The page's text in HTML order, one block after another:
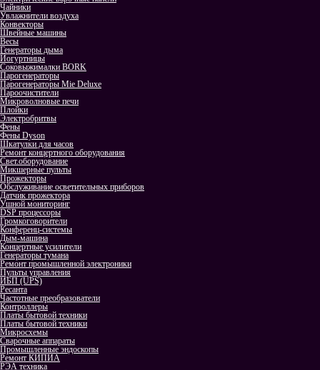
Чайники
Увлажнители воздуха
Конвекторы
Швейные машины
Весы
Генераторы дыма
Йогуртницы
Соковыжималки BORK
Парогенераторы
Парогенераторы Mie Deluxe
Пароочистители
Микроволновые печи
Плойки
Электробритвы
Фены
Фены Dyson
Шкатулки для часов
Ремонт концертного оборудования
Свет.оборудование
Микшерные пульты
Прожекторы
Обслуживание осветительных приборов
Датчик прожектора
Ушной мониторинг
DSP процессоры
Громкоговорители
Конференц-системы
Дым-машина
Концертные усилители
Генераторы тумана
Ремонт промышленной электроники
Пульты управления
ИБП (UPS)
Ресанта
Частотные преобразователи
Контроллеры
Платы бытовой техники
Платы бытовой техники
Микросхемы
Сварочные аппараты
Промышленные эндоскопы
Ремонт КИПИА
РЭА техника